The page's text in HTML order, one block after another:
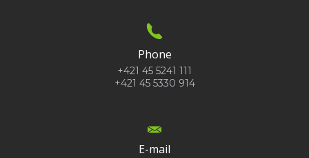
Phone
+421 45 5241 111
+421 45 5330 914
E-mail